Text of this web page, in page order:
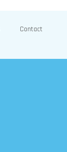
Contact